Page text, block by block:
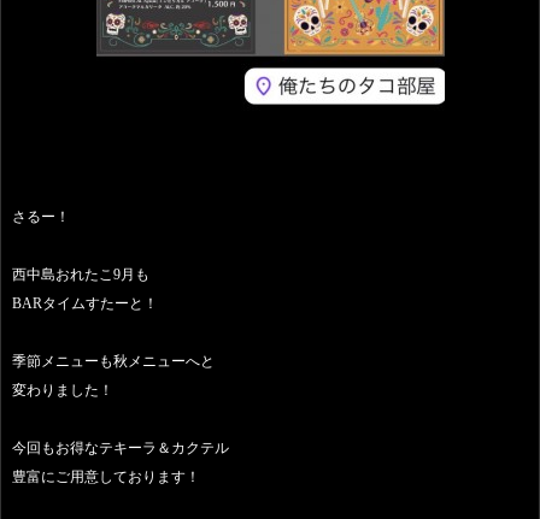
さるー！
西中島おれたこ9月も
BARタイムすたーと！
季節メニューも秋メニューへと
変わりました！
今回もお得なテキーラ＆カクテル
豊富にご用意しております！